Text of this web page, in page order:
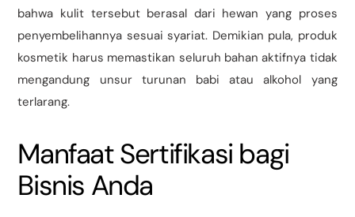
bahwa kulit tersebut berasal dari hewan yang proses
penyembelihannya sesuai syariat. Demikian pula, produk
kosmetik harus memastikan seluruh bahan aktifnya tidak
mengandung unsur turunan babi atau alkohol yang
terlarang.
Manfaat Sertifikasi bagi
Bisnis Anda